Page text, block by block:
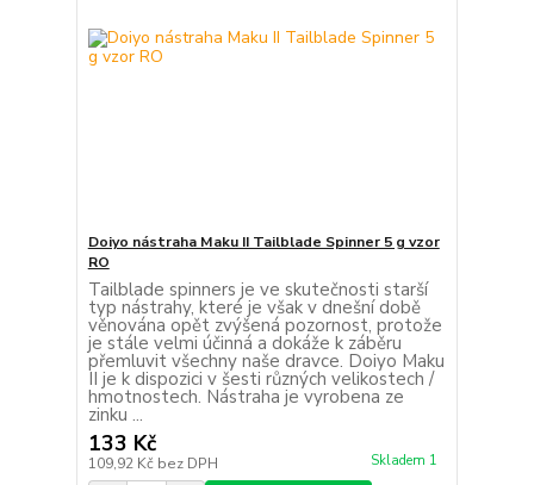
Doiyo nástraha Maku II Tailblade Spinner 5 g vzor
RO
Tailblade spinners je ve skutečnosti starší
typ nástrahy, které je však v dnešní době
věnována opět zvýšená pozornost, protože
je stále velmi účinná a dokáže k záběru
přemluvit všechny naše dravce. Doiyo Maku
II je k dispozici v šesti různých velikostech /
hmotnostech. Nástraha je vyrobena ze
zinku ...
133 Kč
109,92 Kč bez DPH Skladem 1